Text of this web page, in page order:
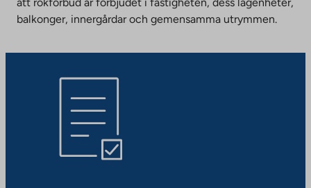
balkonger, innergårdar och gemensamma utrymmen.